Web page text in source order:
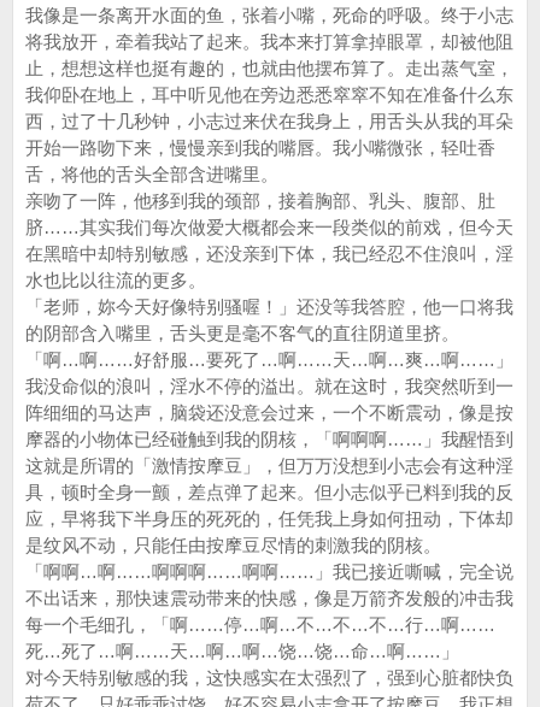
我像是一条离开水面的鱼，张着小嘴，死命的呼吸。终于小志
将我放开，牵着我站了起来。我本来打算拿掉眼罩，却被他阻
止，想想这样也挺有趣的，也就由他摆布算了。走出蒸气室，
我仰卧在地上，耳中听见他在旁边悉悉窣窣不知在准备什么东
西，过了十几秒钟，小志过来伏在我身上，用舌头从我的耳朵
开始一路吻下来，慢慢亲到我的嘴唇。我小嘴微张，轻吐香
舌，将他的舌头全部含进嘴里。
亲吻了一阵，他移到我的颈部，接着胸部、乳头、腹部、肚
脐……其实我们每次做爱大概都会来一段类似的前戏，但今天
在黑暗中却特别敏感，还没亲到下体，我已经忍不住浪叫，淫
水也比以往流的更多。
「老师，妳今天好像特别骚喔！」还没等我答腔，他一口将我
的阴部含入嘴里，舌头更是毫不客气的直往阴道里挤。
「啊…啊……好舒服…要死了…啊……天…啊…爽…啊……」
我没命似的浪叫，淫水不停的溢出。就在这时，我突然听到一
阵细细的马达声，脑袋还没意会过来，一个不断震动，像是按
摩器的小物体已经碰触到我的阴核，「啊啊啊……」我醒悟到
这就是所谓的「激情按摩豆」，但万万没想到小志会有这种淫
具，顿时全身一颤，差点弹了起来。但小志似乎已料到我的反
应，早将我下半身压的死死的，任凭我上身如何扭动，下体却
是纹风不动，只能任由按摩豆尽情的刺激我的阴核。
「啊啊…啊……啊啊啊……啊啊……」我已接近嘶喊，完全说
不出话来，那快速震动带来的快感，像是万箭齐发般的冲击我
每一个毛细孔，「啊……停…啊…不…不…不…行…啊……
死…死了…啊……天…啊…啊…饶…饶…命…啊……」
对今天特别敏感的我，这快感实在太强烈了，强到心脏都快负